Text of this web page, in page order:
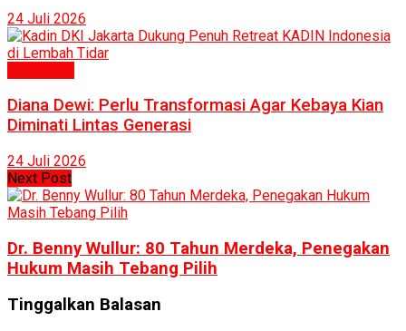
24 Juli 2026
Diana Dewi: Perlu Transformasi Agar Kebaya Kian
Diminati Lintas Generasi
24 Juli 2026
Next Post
Dr. Benny Wullur: 80 Tahun Merdeka, Penegakan
Hukum Masih Tebang Pilih
Tinggalkan Balasan